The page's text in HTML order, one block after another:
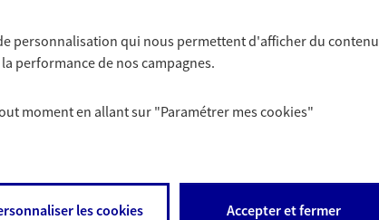
et Protection
personnalisation qui nous permettent d'afficher du contenu
performance de nos campagnes.
moment en allant sur "Paramétrer mescookies"
les cookies Accepter et fermer